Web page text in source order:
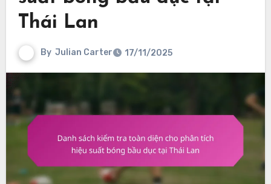
Thái Lan
By Julian Carter 17/11/2025